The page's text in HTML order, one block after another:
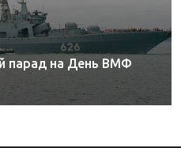
парад на День ВМФ